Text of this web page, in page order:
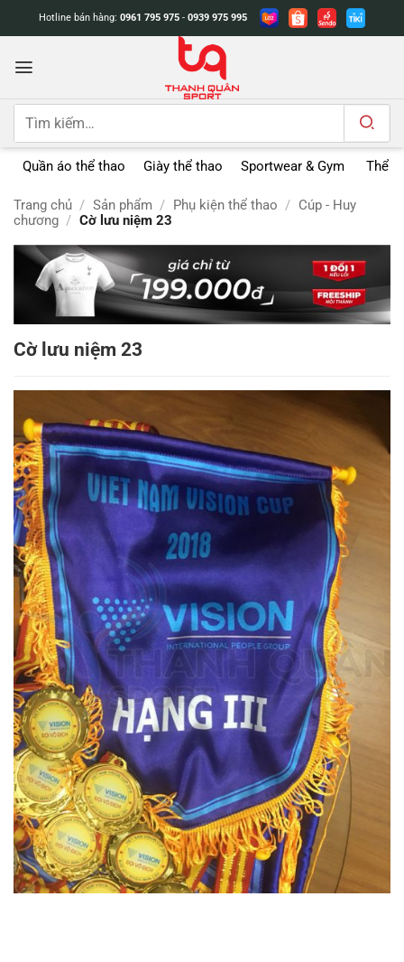
dung
Hotline bán hàng: 0961 795 975 - 0939 975 995
Tìm
Quần áo thể thao Giày thể thao Sportwear & Gym Thể
Trang chủ / Sản phẩm / Phụ kiện thể thao / Cúp - Huy
chương / Cờ lưu niệm 23
Cờ lưu niệm 23